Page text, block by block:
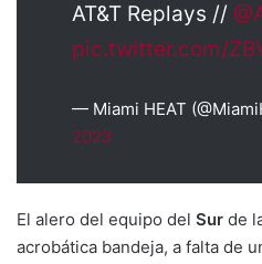
AT&T Replays //
pic.twitter.com/
— Miami HEAT
2023
El alero del equipo del Sur de
acrobática bandeja, a falta de